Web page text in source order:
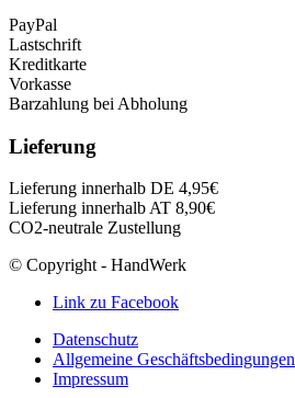
PayPal
Lastschrift
Kreditkarte
Vorkasse
Barzahlung bei Abholung
Lieferung
Lieferung innerhalb DE 4,95€
Lieferung innerhalb AT 8,90€
CO2-neutrale Zustellung
© Copyright - HandWerk
Link zu Facebook
Datenschutz
Allgemeine Geschäftsbedingungen
Impressum